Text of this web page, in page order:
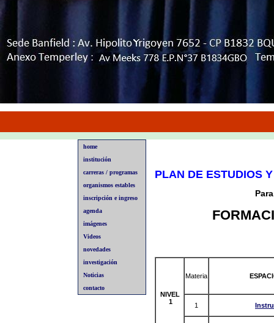
home
institución
carreras / programas
organismos estables
inscripción e ingreso
agenda
imágenes
Videos
novedades
investigación
Noticias
contacto
PLAN DE ESTUDIOS
NIVEL
1
Materia
1